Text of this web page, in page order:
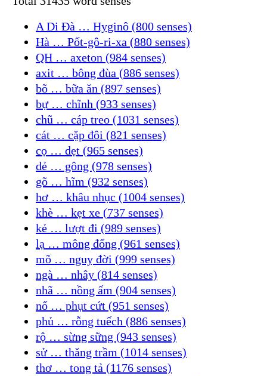
A Di Đà … Hyginô (800 senses)
Hà … Pốt-gô-ri-xa (880 senses)
QH … axeton (984 senses)
axit … bông đùa (886 senses)
bõ … bữa ăn (897 senses)
bự … chĩnh (933 senses)
chũ … cáp treo (1031 senses)
cát … cặp đôi (821 senses)
cọ … dẹt (965 senses)
dẻ … gông (978 senses)
gõ … hĩm (932 senses)
hơ … khâu nhục (1004 senses)
khè … kẹt xe (737 senses)
kẻ … lượt đi (989 senses)
lạ … mông đổng (961 senses)
mõ … nguỵ đời (999 senses)
ngà … nhây (814 senses)
nhã … nồng ấm (904 senses)
nổ … phụt cứt (951 senses)
phủ … rỗng tuếch (886 senses)
rộ … sừng sững (943 senses)
sử … thăng trầm (1014 senses)
thơ … tong tả (1176 senses)